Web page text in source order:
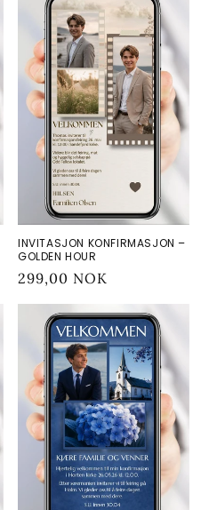
INVITASJON KONFIRMASJON –
GOLDEN HOUR
Vanlig
299,00 NOK